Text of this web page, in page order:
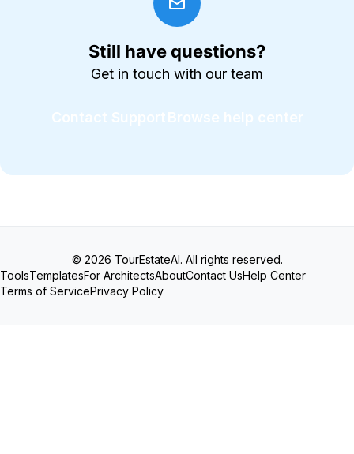
Still have questions?
Get in touch with our team
Contact SupportBrowse help center
© 2026 TourEstateAI. All rights reserved.
ToolsTemplatesFor ArchitectsAboutContact UsHelp Center
Terms of ServicePrivacy Policy